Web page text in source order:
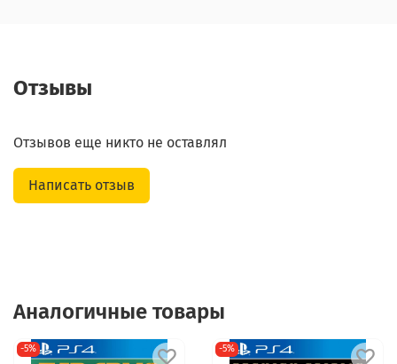
Отзывы
Отзывов еще никто не оставлял
Написать отзыв
Аналогичные товары
-5% -5%